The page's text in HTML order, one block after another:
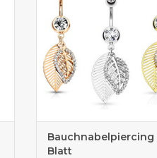
Bauchnabelpiercing
Blatt